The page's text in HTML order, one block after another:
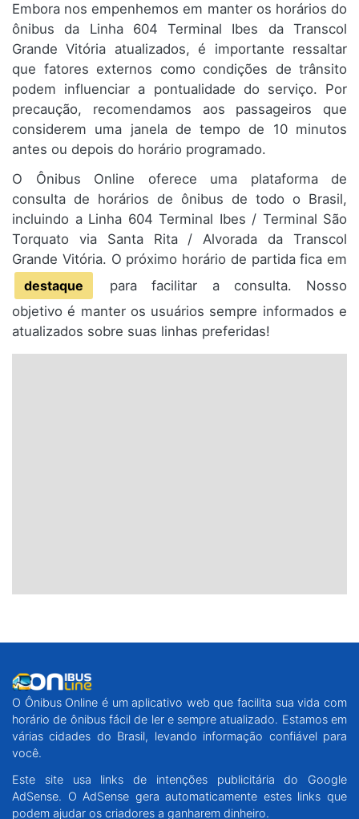
Embora nos empenhemos em manter os horários do
ônibus da Linha 604 Terminal Ibes da Transcol
Grande Vitória atualizados, é importante ressaltar
que fatores externos como condições de trânsito
podem influenciar a pontualidade do serviço. Por
precaução, recomendamos aos passageiros que
considerem uma janela de tempo de 10 minutos
antes ou depois do horário programado.
O Ônibus Online oferece uma plataforma de
consulta de horários de ônibus de todo o Brasil,
incluindo a Linha 604 Terminal Ibes / Terminal São
Torquato via Santa Rita / Alvorada da Transcol
Grande Vitória. O próximo horário de partida fica em
destaque
para facilitar a consulta. Nosso
objetivo é manter os usuários sempre informados e
atualizados sobre suas linhas preferidas!
O Ônibus Online é um aplicativo web que facilita sua vida com
horário de ônibus fácil de ler e sempre atualizado. Estamos em
várias cidades do Brasil, levando informação confiável para
você.
Este site usa links de intenções publicitária do Google
AdSense. O AdSense gera automaticamente estes links que
podem ajudar os criadores a ganharem dinheiro.